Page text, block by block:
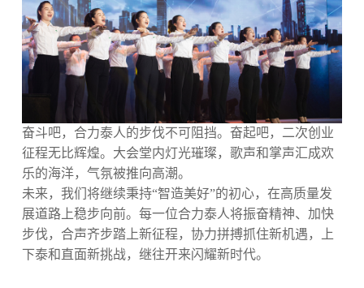
奋斗吧，合力泰人的步伐不可阻挡。奋起吧，二次创业
征程无比辉煌。大会堂内灯光璀璨，歌声和掌声汇成欢
乐的海洋，气氛被推向高潮。
未来，我们将继续秉持“智造美好”的初心，在高质量发
展道路上稳步向前。每一位合力泰人将振奋精神、加快
步伐，合声齐步踏上新征程，协力拼搏抓住新机遇，上
下泰和直面新挑战，继往开来闪耀新时代。